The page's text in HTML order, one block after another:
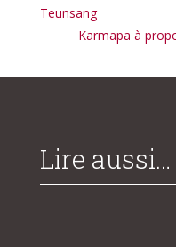
Teunsang
Karmapa à
Lire aussi…